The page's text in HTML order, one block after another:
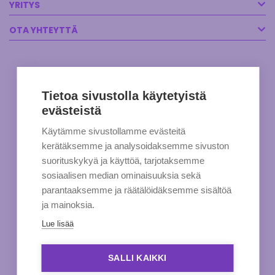
YRITYS
OTA YHTEYTTÄ
Tietoa sivustolla käytetyistä
evästeistä
Käytämme sivustollamme evästeitä
kerätäksemme ja analysoidaksemme sivuston
suorituskykyä ja käyttöä, tarjotaksemme
sosiaalisen median ominaisuuksia sekä
parantaaksemme ja räätälöidäksemme sisältöä
ja mainoksia.
Lue lisää
SALLI KAIKKI